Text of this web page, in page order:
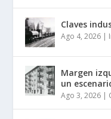
Claves
Ago 4, 2026 |
Margen
un
Ago 3, 2026 |